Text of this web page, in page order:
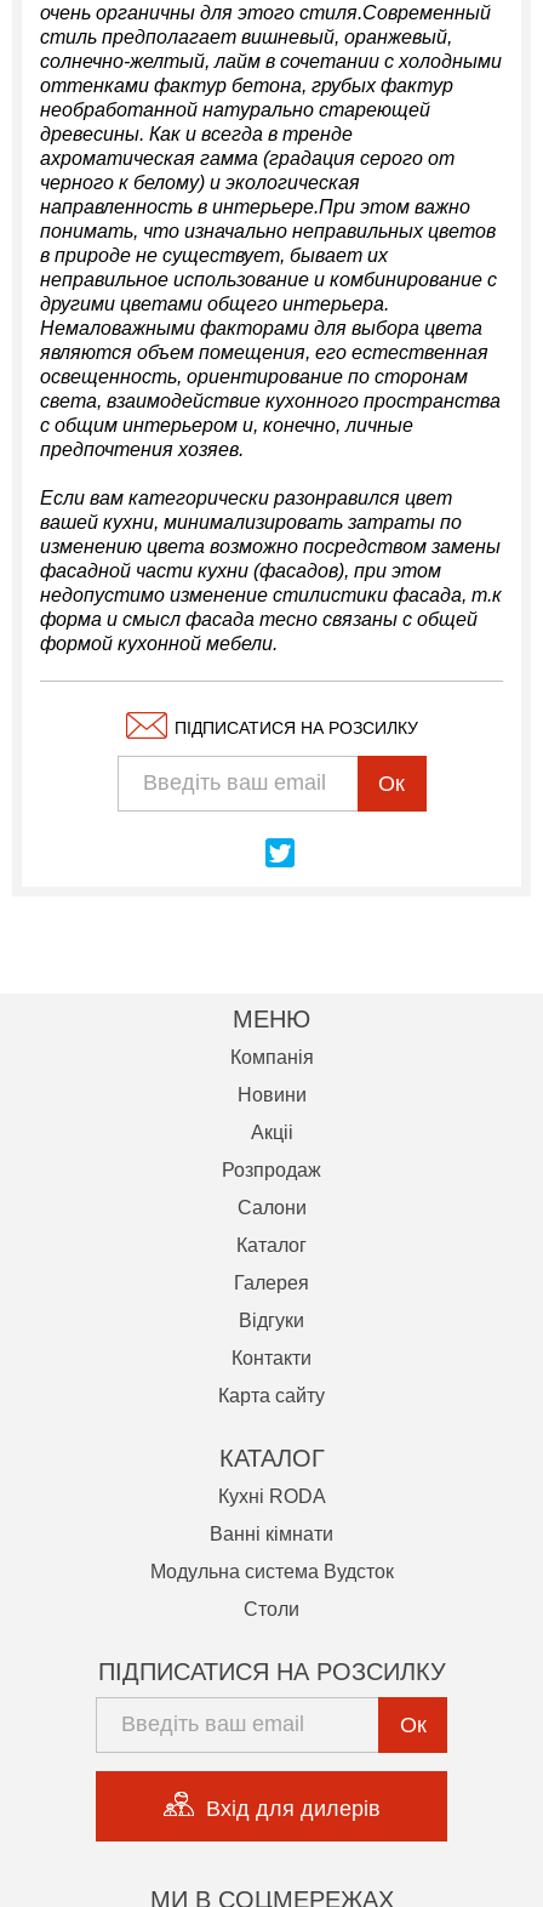
очень органичны для этого стиля.Современный
стиль предполагает вишневый, оранжевый,
солнечно-желтый, лайм в сочетании с холодными
оттенками фактур бетона, грубых фактур
необработанной натурально стареющей
древесины. Как и всегда в тренде
ахроматическая гамма (градация серого от
черного к белому) и экологическая
направленность в интерьере.При этом важно
понимать, что изначально неправильных цветов
в природе не существует, бывает их
неправильное использование и комбинирование с
другими цветами общего интерьера.
Немаловажными факторами для выбора цвета
являются объем помещения, его естественная
освещенность, ориентирование по сторонам
света, взаимодействие кухонного пространства
с общим интерьером и, конечно, личные
предпочтения хозяев.
Если вам категорически разонравился цвет
вашей кухни, минимализировать затраты по
изменению цвета возможно посредством замены
фасадной части кухни (фасадов), при этом
недопустимо изменение стилистики фасада, т.к
форма и смысл фасада тесно связаны с общей
формой кухонной мебели.
ПІДПИСАТИСЯ НА РОЗСИЛКУ
Ок
МЕНЮ
Компанія
Новини
Акцii
Розпродаж
Салони
Каталог
Галерея
Відгуки
Контакти
Карта сайту
КАТАЛОГ
Кухні RODA
Ванні кімнати
Модульна система Вудсток
Cтоли
ПІДПИСАТИСЯ НА РОЗСИЛКУ
Ок
Вхід для дилерів
МИ В СОЦМЕРЕЖАХ